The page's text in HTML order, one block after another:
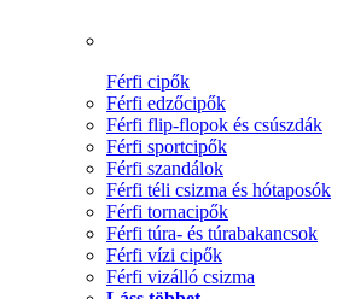
Férfi cipők
Férfi edzőcipők
Férfi flip-flopok és csúszdák
Férfi sportcipők
Férfi szandálok
Férfi téli csizma és hótaposók
Férfi tornacipők
Férfi túra- és túrabakancsok
Férfi vízi cipők
Férfi vizálló csizma